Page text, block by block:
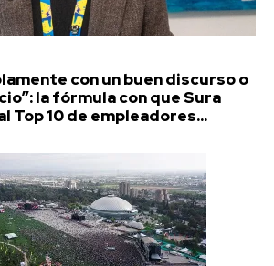
con un buen discurso o
la fórmula con que Sura
Top 10 de empleadores...